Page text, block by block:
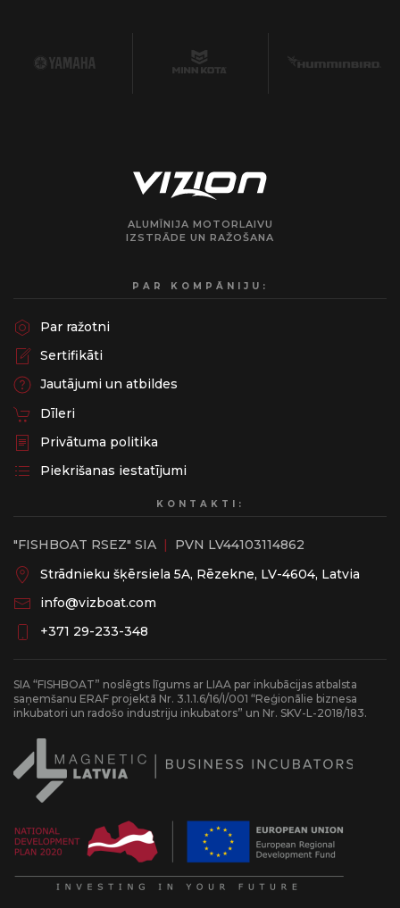
ALUMĪNIJA MOTORLAIVU
IZSTRĀDE UN RAŽOŠANA
PAR KOMPĀNIJU:
Par ražotni
Sertifikāti
Jautājumi un atbildes
Dīleri
Privātuma politika
Piekrišanas iestatījumi
KONTAKTI:
"FISHBOAT RSEZ" SIA
PVN LV44103114862
Strādnieku šķērsiela 5A, Rēzekne, LV-4604, Latvia
info@vizboat.com
‭+371 29-233-348
SIA “FISHBOAT” noslēgts līgums ar LIAA par inkubācijas atbalsta
saņemšanu ERAF projektā Nr. 3.1.1.6/16/I/001 “Reģionālie biznesa
inkubatori un radošo industriju inkubators” un Nr. SKV-L-2018/183.